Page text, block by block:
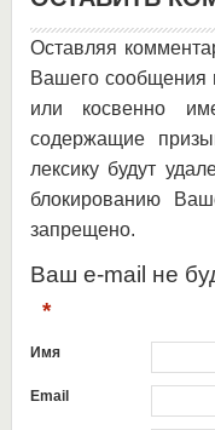
Оставляя
Вашего сообщения
или косвенно
содержащие
лексику будут
блокированию
запрещено.
Ваш e-mail не
*
Имя
Email